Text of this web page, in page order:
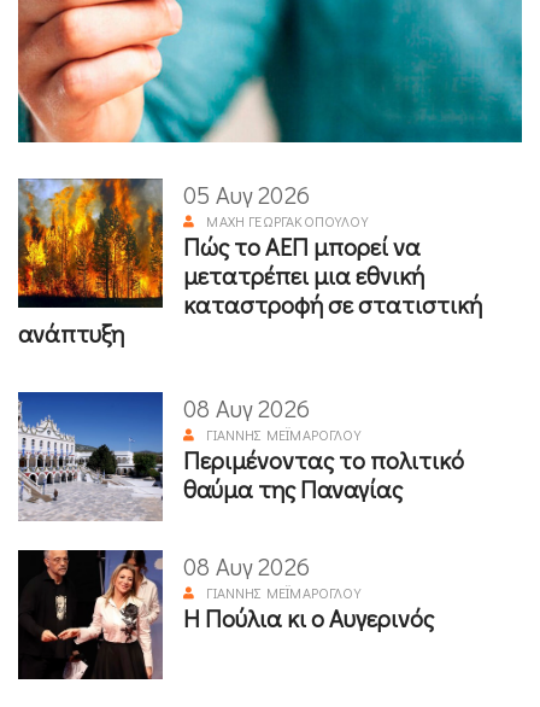
05 Αυγ 2026
ΜΆΧΗ ΓΕΩΡΓΑΚΟΠΟΎΛΟΥ
Πώς το ΑΕΠ μπορεί να
μετατρέπει μια εθνική
καταστροφή σε στατιστική
ανάπτυξη
08 Αυγ 2026
ΓΙΆΝΝΗΣ ΜΕΪΜΆΡΟΓΛΟΥ
Περιμένοντας το πολιτικό
θαύμα της Παναγίας
08 Αυγ 2026
ΓΙΆΝΝΗΣ ΜΕΪΜΆΡΟΓΛΟΥ
Η Πούλια κι ο Αυγερινός